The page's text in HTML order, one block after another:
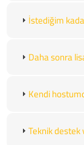
İstediğim
Daha sonra
Kendi
Teknik destek